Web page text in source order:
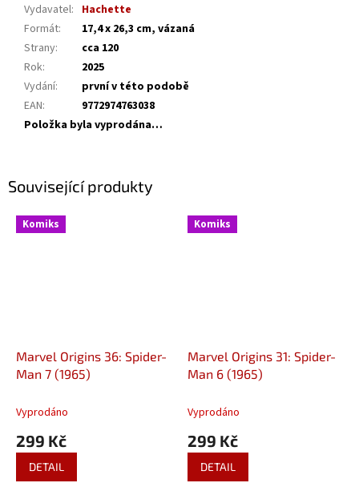
Související produkty
Komiks
Marvel Origins 36: Spider-
Man 7 (1965)
Vyprodáno
299 Kč
DETAIL
Komiks
Marvel Origins 31: Spider-
Man 6 (1965)
Vyprodáno
299 Kč
DETAIL
Vydavatel: Hachette
Formát:
17,4 x 26,3 cm, vázaná
Strany:
cca 120
Rok:
2025
Vydání:
první v této podobě
EAN:
9772974763038
Položka byla vyprodána…